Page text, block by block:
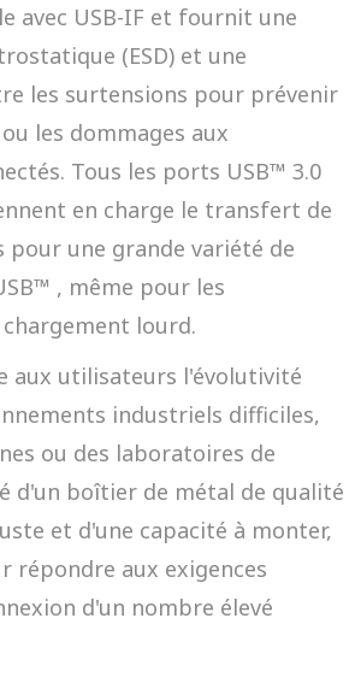
avec USB-IF et fournit une
(ESD) et une
les surtensions pour prévenir
les dommages aux
Tous les ports USB™ 3.0
en charge le transfert de
pour une grande variété de
, même pour les
lourd.
aux utilisateurs l'évolutivité
industriels difficiles,
ou des laboratoires de
d'un boîtier de métal de qualité
et d'une capacité à monter,
répondre aux exigences
d'un nombre élevé